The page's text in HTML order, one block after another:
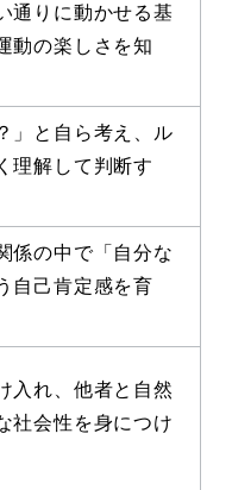
通りに動かせる基
動の楽しさを知
」と自ら考え、ル
理解して判断す
係の中で「自分な
自己肯定感を育
入れ、他者と自然
社会性を身につけ